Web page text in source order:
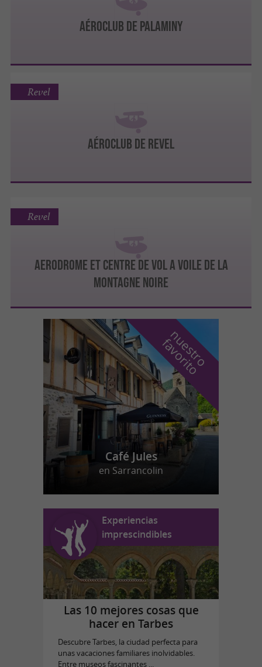
AÉROCLUB DE PALAMINY
AÉROCLUB DE REVEL
Revel
AERODROME ET CENTRE DE VOL A VOILE DE LA
MONTAGNE NOIRE
Revel
n
u
e
s
t
r
o
f
a
v
o
r
i
t
o
Café Jules
en Sarrancolin
Experiencias
imprescindibles
Las 10 mejores cosas que
hacer en Tarbes
Descubre Tarbes, la ciudad perfecta para
unas vacaciones familiares inolvidables.
Entre museos fascinantes ...